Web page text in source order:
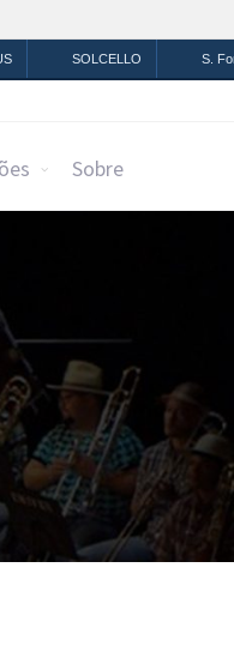
SOLCELLO S.
Sobre